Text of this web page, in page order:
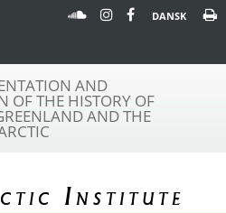
DANSK
AND
OF THE HISTORY OF
AND THE
Institute